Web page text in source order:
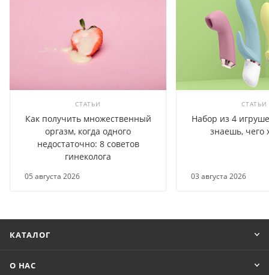
СТАТЬИ
05 августа 2026
Как получить множественный
оргазм, когда одного
недостаточно: 8 советов
гинеколога
СТАТЬИ
03 августа 2026
Набор из 4
знаешь, чего
КАТАЛОГ
О НАС